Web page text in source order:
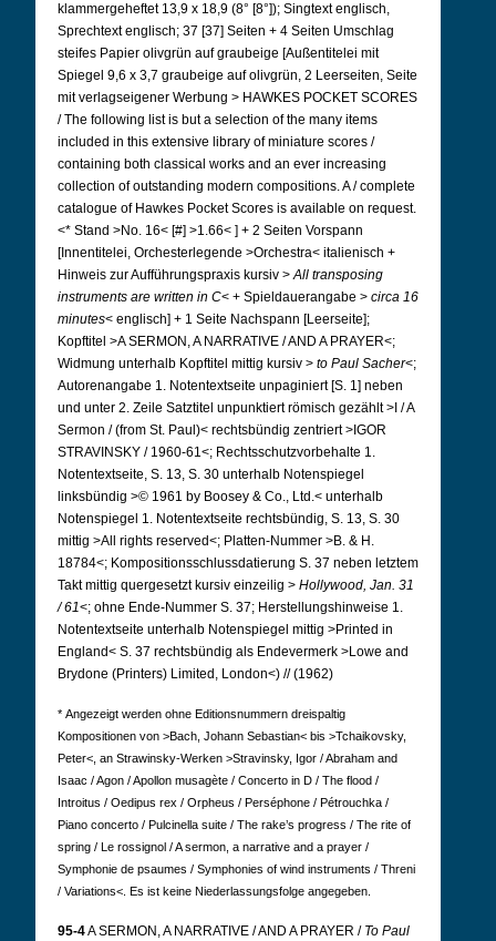
klammergeheftet 13,9 x 18,9 (8° [8°]); Singtext englisch,
Sprechtext englisch; 37 [37] Seiten + 4 Seiten Umschlag
steifes Papier olivgrün auf graubeige [Außentitelei mit
Spiegel 9,6 x 3,7 graubeige auf olivgrün, 2 Leerseiten, Seite
mit verlagseigener Werbung > HAWKES POCKET SCORES
/ The following list is but a selection of the many items
included in this extensive library of miniature scores /
containing both classical works and an ever increasing
collection of outstanding modern compositions. A / complete
catalogue of Hawkes Pocket Scores is available on request.
<* Stand >No. 16< [#] >1.66< ] + 2 Seiten Vorspann
[Innentitelei, Orchesterlegende >Orchestra< italienisch +
Hinweis zur Aufführungspraxis kursiv >All transposing
instruments are written in C< + Spieldauerangabe > circa 16
minutes< englisch] + 1 Seite Nachspann [Leerseite];
Kopftitel >A SERMON, A NARRATIVE / AND A PRAYER<;
Widmung unterhalb Kopftitel mittig kursiv > to Paul Sacher<;
Autorenangabe 1. Notentextseite unpaginiert [S. 1] neben
und unter 2. Zeile Satztitel unpunktiert römisch gezählt >I / A
Sermon / (from St. Paul)< rechtsbündig zentriert >IGOR
STRAVINSKY / 1960-61<; Rechtsschutzvorbehalte 1.
Notentextseite, S. 13, S. 30 unterhalb Notenspiegel
linksbündig >© 1961 by Boosey & Co., Ltd.< unterhalb
Notenspiegel 1. Notentextseite rechtsbündig, S. 13, S. 30
mittig >All rights reserved<; Platten-Nummer >B. & H.
18784<; Kompositionsschlussdatierung S. 37 neben letztem
Takt mittig quergesetzt kursiv einzeilig > Hollywood, Jan. 31
/ 61<; ohne Ende-Nummer S. 37; Herstellungshinweise 1.
Notentextseite unterhalb Notenspiegel mittig >Printed in
England< S. 37 rechtsbündig als Endevermerk >Lowe and
Brydone (Printers) Limited, London<) // (1962)
* Angezeigt werden ohne Editionsnummern dreispaltig
Kompositionen von >Bach, Johann Sebastian< bis >Tchaikovsky,
Peter<, an Strawinsky-Werken >Stravinsky, Igor / Abraham and
Isaac / Agon / Apollon musagète / Concerto in D / The flood /
Introitus / Oedipus rex / Orpheus / Perséphone / Pétrouchka /
Piano concerto / Pulcinella suite / The rake’s progress / The rite of
spring / Le rossignol / A sermon, a narrative and a prayer /
Symphonie de psaumes / Symphonies of wind instruments / Threni
/ Variations<. Es ist keine Niederlassungsfolge angegeben.
95-4A SERMON, A NARRATIVE / AND A PRAYER / To Paul